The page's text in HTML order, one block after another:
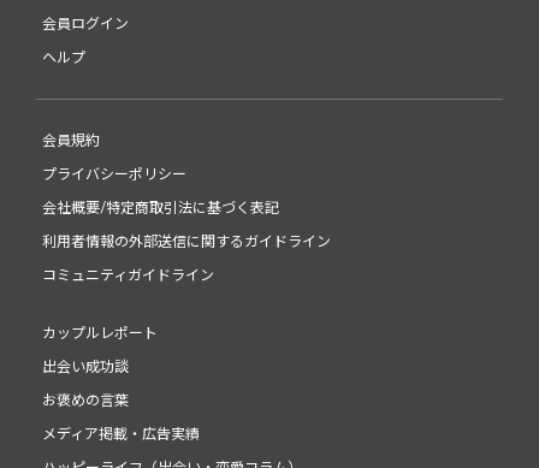
会員ログイン
ヘルプ
会員規約
プライバシーポリシー
会社概要/特定商取引法に基づく表記
利用者情報の外部送信に関するガイドライン
コミュニティガイドライン
カップルレポート
出会い成功談
お褒めの言葉
メディア掲載・広告実績